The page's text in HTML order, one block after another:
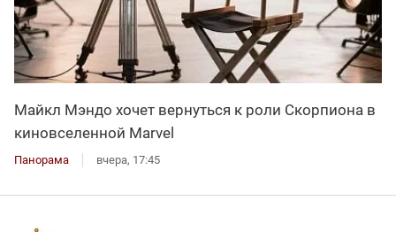
Майкл Мэндо хочет вернуться к роли Скорпиона в
киновселенной Marvel
Панорама вчера, 17:45